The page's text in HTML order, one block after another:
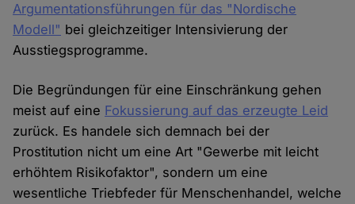
Argumentationsführungen für das "Nordische
Modell" bei gleichzeitiger Intensivierung der
Ausstiegsprogramme.
Die Begründungen für eine Einschränkung gehen
meist auf eine Fokussierung auf das erzeugte Leid
zurück. Es handele sich demnach bei der
Prostitution nicht um eine Art "Gewerbe mit leicht
erhöhtem Risikofaktor", sondern um eine
wesentliche Triebfeder für Menschenhandel, welche